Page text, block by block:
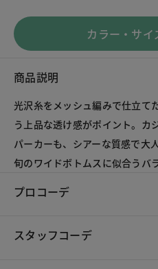
カラー・サイ
商品説明
光沢糸をメッシュ編みで仕立て
う上品な透け感がポイント。カ
パーカーも、シアーな質感で大
旬のワイドボトムスに似合うバ
プロコーデ
スタッフコーデ